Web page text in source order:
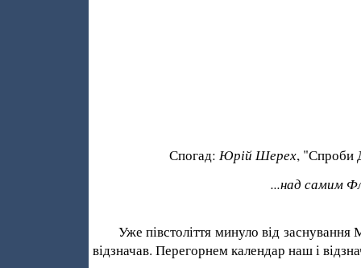
Спогад: Юрій Шерех, "Спроби
...над самим
Уже півстоліття минуло від заснування
відзначав. Перегорнем календар наш і